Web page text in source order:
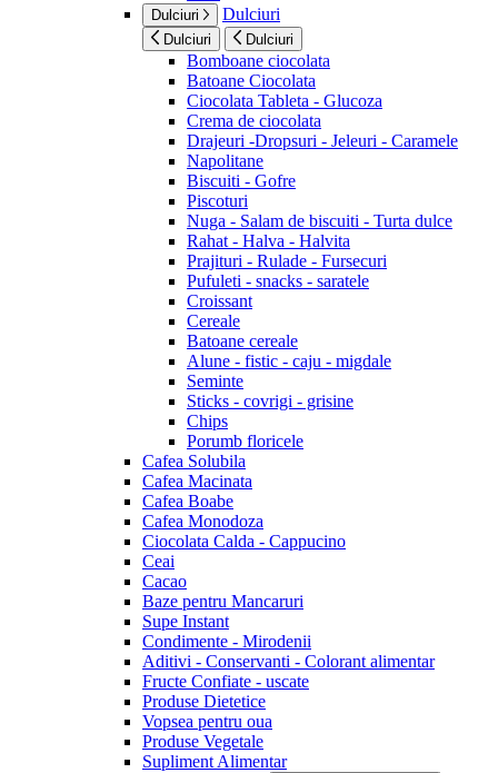
Dulciuri Dulciuri
Dulciuri Dulciuri
Bomboane ciocolata
Batoane Ciocolata
Ciocolata Tableta - Glucoza
Crema de ciocolata
Drajeuri -Dropsuri - Jeleuri - Caramele
Napolitane
Biscuiti - Gofre
Piscoturi
Nuga - Salam de biscuiti - Turta dulce
Rahat - Halva - Halvita
Prajituri - Rulade - Fursecuri
Pufuleti - snacks - saratele
Croissant
Cereale
Batoane cereale
Alune - fistic - caju - migdale
Seminte
Sticks - covrigi - grisine
Chips
Porumb floricele
Cafea Solubila
Cafea Macinata
Cafea Boabe
Cafea Monodoza
Ciocolata Calda - Cappucino
Ceai
Cacao
Baze pentru Mancaruri
Supe Instant
Condimente - Mirodenii
Aditivi - Conservanti - Colorant alimentar
Fructe Confiate - uscate
Produse Dietetice
Vopsea pentru oua
Produse Vegetale
Supliment Alimentar